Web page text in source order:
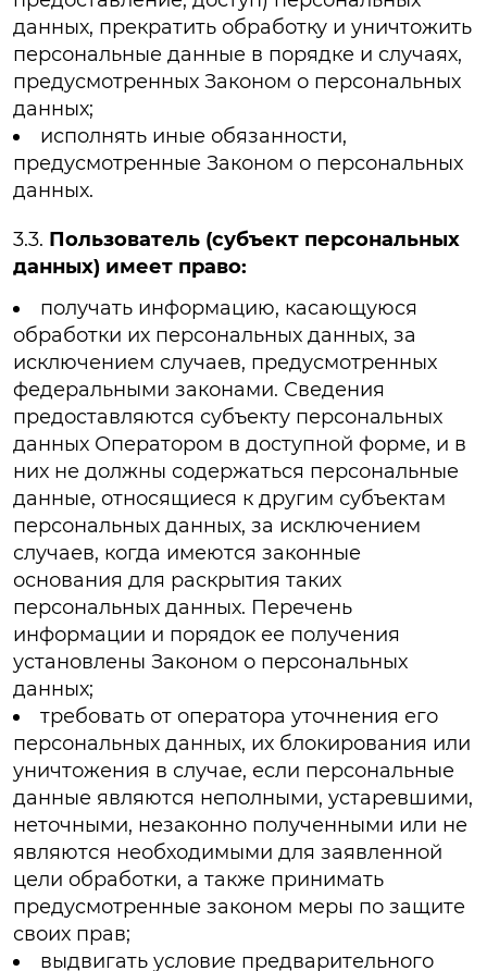
данных, прекратить обработку и уничтожить
персональные данные в порядке и случаях,
предусмотренных Законом о персональных
данных;
исполнять иные обязанности,
предусмотренные Законом о персональных
данных.
3.3. Пользователь (субъект персональных
данных) имеет право:
получать информацию, касающуюся
обработки их персональных данных, за
исключением случаев, предусмотренных
федеральными законами. Сведения
предоставляются субъекту персональных
данных Оператором в доступной форме, и в
них не должны содержаться персональные
данные, относящиеся к другим субъектам
персональных данных, за исключением
случаев, когда имеются законные
основания для раскрытия таких
персональных данных. Перечень
информации и порядок ее получения
установлены Законом о персональных
данных;
требовать от оператора уточнения его
персональных данных, их блокирования или
уничтожения в случае, если персональные
данные являются неполными, устаревшими,
неточными, незаконно полученными или не
являются необходимыми для заявленной
цели обработки, а также принимать
предусмотренные законом меры по защите
своих прав;
выдвигать условие предварительного